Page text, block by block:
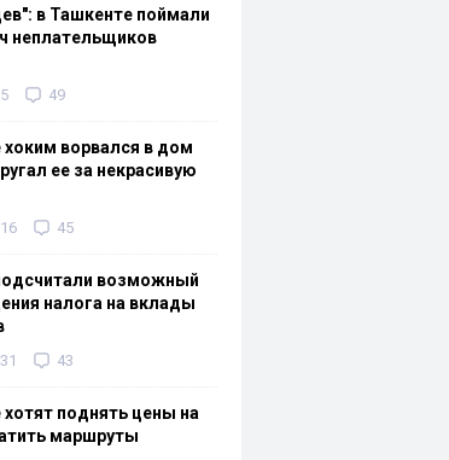
в Ташкенте поймали
неплательщиков
49
хоким ворвался в дом
ее за некрасивую
45
возможный
налога на вклады
43
хотят поднять цены на
маршруты